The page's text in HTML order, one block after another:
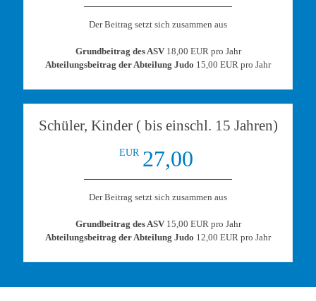
Der Beitrag setzt sich zusammen aus
Grundbeitrag des ASV18,00 EUR pro Jahr
Abteilungsbeitrag der Abteilung Judo 15,00 EUR pro Jahr
Schüler, Kinder ( bis einschl. 15 Jahren)
EUR 27,00
Der Beitrag setzt sich zusammen aus
Grundbeitrag des ASV15,00 EUR pro Jahr
Abteilungsbeitrag der Abteilung Judo 12,00 EUR pro Jahr